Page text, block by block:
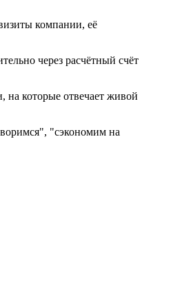
компании, её
через расчётный счёт
на которые отвечает живой
"сэкономим на